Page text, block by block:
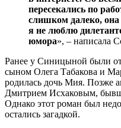
пересекались по
слишком далеко,
я не люблю
юмора», – написала
Ранее у Синицыной были
сыном Олега Табакова и
родилась дочь Мия. Позже
Дмитрием Исхаковым,
Однако этот роман был
остались загадкой.